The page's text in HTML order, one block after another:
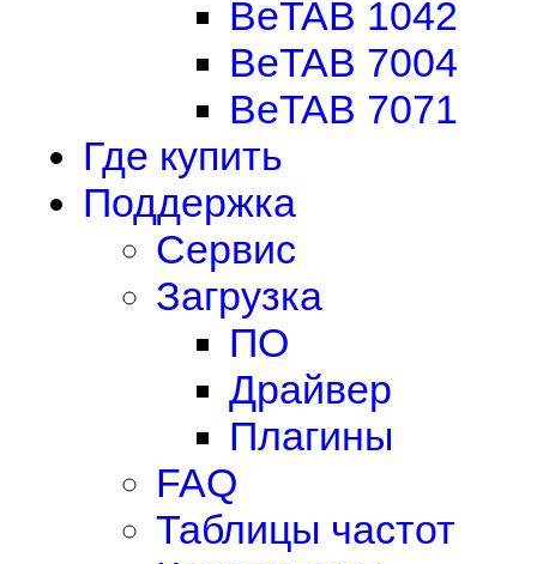
BeTAB 1042
BeTAB 7004
BeTAB 7071
Где купить
Поддержка
Сервис
Загрузка
ПО
Драйвер
Плагины
FAQ
Таблицы частот